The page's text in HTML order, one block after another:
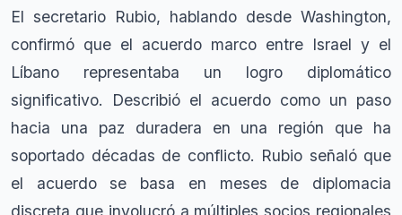
El secretario Rubio, hablando desde Washington,
confirmó que el acuerdo marco entre Israel y el
Líbano representaba un logro diplomático
significativo. Describió el acuerdo como un paso
hacia una paz duradera en una región que ha
soportado décadas de conflicto. Rubio señaló que
el acuerdo se basa en meses de diplomacia
discreta que involucró a múltiples socios regionales